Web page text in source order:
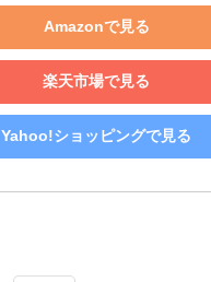
Amazonで見る
楽天市場で見る
Yahoo!ショッピングで見る